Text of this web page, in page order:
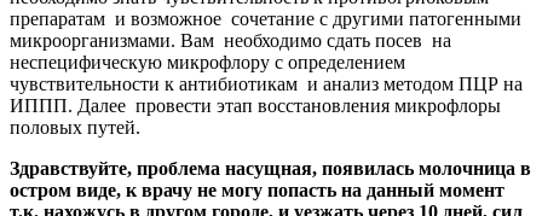
препаратам и возможное сочетание с другими патогенными
микроорганизмами. Вам необходимо сдать посев на
неспецифическую микрофлору с определением
чувствительности к антибиотикам и анализ методом ПЦР на
ИППП. Далее провести этап восстановления микрофлоры
половых путей.
Здравствуйте, проблема насущная, появилась молочница в
остром виде, к врачу не могу попасть на данный момент
т.к. нахожусь в другом городе, и уезжать через 10 дней, сил